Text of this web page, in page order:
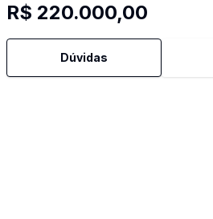
R$ 220.000,00
Dúvidas